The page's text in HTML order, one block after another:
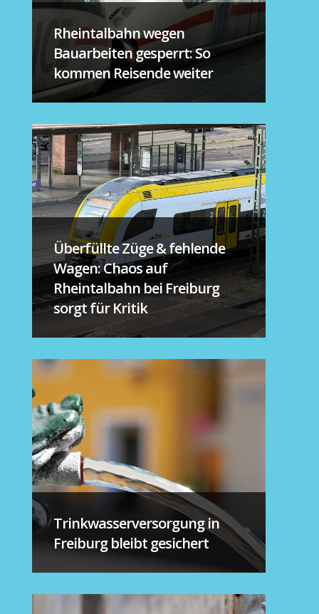
Rheintalbahn wegen
Bauarbeiten gesperrt: So
kommen Reisende weiter
Überfüllte Züge & fehlende
Wagen: Chaos auf
Rheintalbahn bei Freiburg
sorgt für Kritik
Trinkwasserversorgung in
Freiburg bleibt gesichert